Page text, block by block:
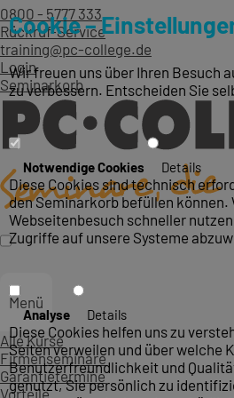
0800 - 5777 333
Rückruf-Service
training@pc-college.de
Login
Seminarkorb
Menü
Alle Kurse
Firmenseminare
Garantietermine
Vorteile
Cookie –
Wir freuen uns über Ihren Besuch
zu verbessern. Entscheiden Sie
Notwendige Cookies Details
Diese Cookies sind technisch
den Seminarkorb befüllen
Webseitenbesuch schneller
Zugriffe auf unsere Systeme
Analyse Details
Diese Cookies helfen uns zu
Seiten verweilen und über welche
Benutzerfreundlichkeit und
genutzt, Sie persönlich zu